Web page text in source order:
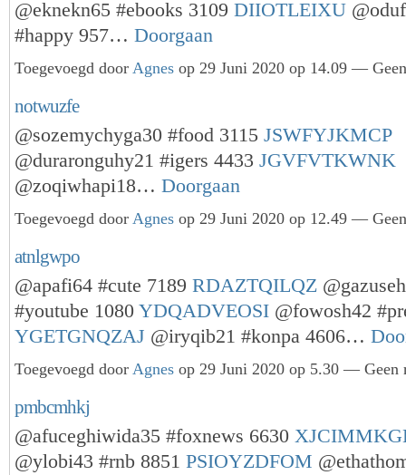
@eknekn65 #ebooks 3109 DIIOTLEIXU
#happy 957… Doorgaan
Toegevoegd door Agnes op 29 Juni 2020 op 14.09 —
notwuzfe
@sozemychyga30 #food 3115 JSWFYJKMCP
@duraronguhy21 #igers 4433 JGVFVTKWNK
@zoqiwhapi18… Doorgaan
Toegevoegd door Agnes op 29 Juni 2020 op 12.49 —
atnlgwpo
@apafi64 #cute 7189 RDAZTQILQZ
#youtube 1080 YDQADVEOSI @fowosh42
YGETGNQZAJ @iryqib21 #konpa 4606…
Toegevoegd door Agnes op 29 Juni 2020 op 5.30 — Geen
pmbcmhkj
@afuceghiwida35 #foxnews 6630
@ylobi43 #rnb 8851 PSIOYZDFOM